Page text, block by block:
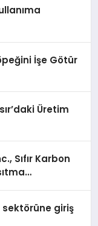
İşe Götür
Üretim
Sıfır Karbon
sektörüne giriş